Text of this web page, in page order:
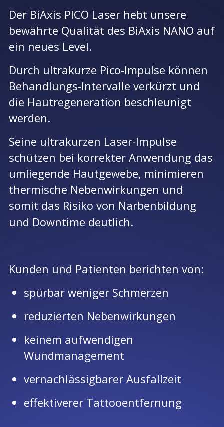
Der BiAxis PICO Laser hebt unsere
bewährte Qualität des BiAxis NANO auf
ein neues Level.
Durch ultrakurze Pico-Impulse können
Behandlungs-Intervalle verkürzt und
die Hautregeneration beschleunigt
werden.
Seine ultrakurzen Laser-Impulse
schützen bei korrekter Anwendung das
umliegende Hautgewebe, minimieren
thermische Nebenwirkungen und
somit das Risiko von Narbenbildung
und Downtime deutlich.
Kunden und Patienten berichten von:
spürbarweniger Schmerzen
reduzierten Nebenwirkungen
keinem aufwendigen
Wundmanagement
vernachlässigbarer Ausfallzeit
effektivererTattooentfernung